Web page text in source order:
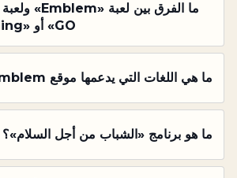
GO» أو «Geocaching»؟
ما هي اللغات التي يدعمها موقع Emblem؟
ما هو برنامج «الشباب من أجل السلام»؟